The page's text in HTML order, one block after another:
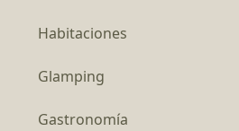
Habitaciones
Glamping
Gastronomía